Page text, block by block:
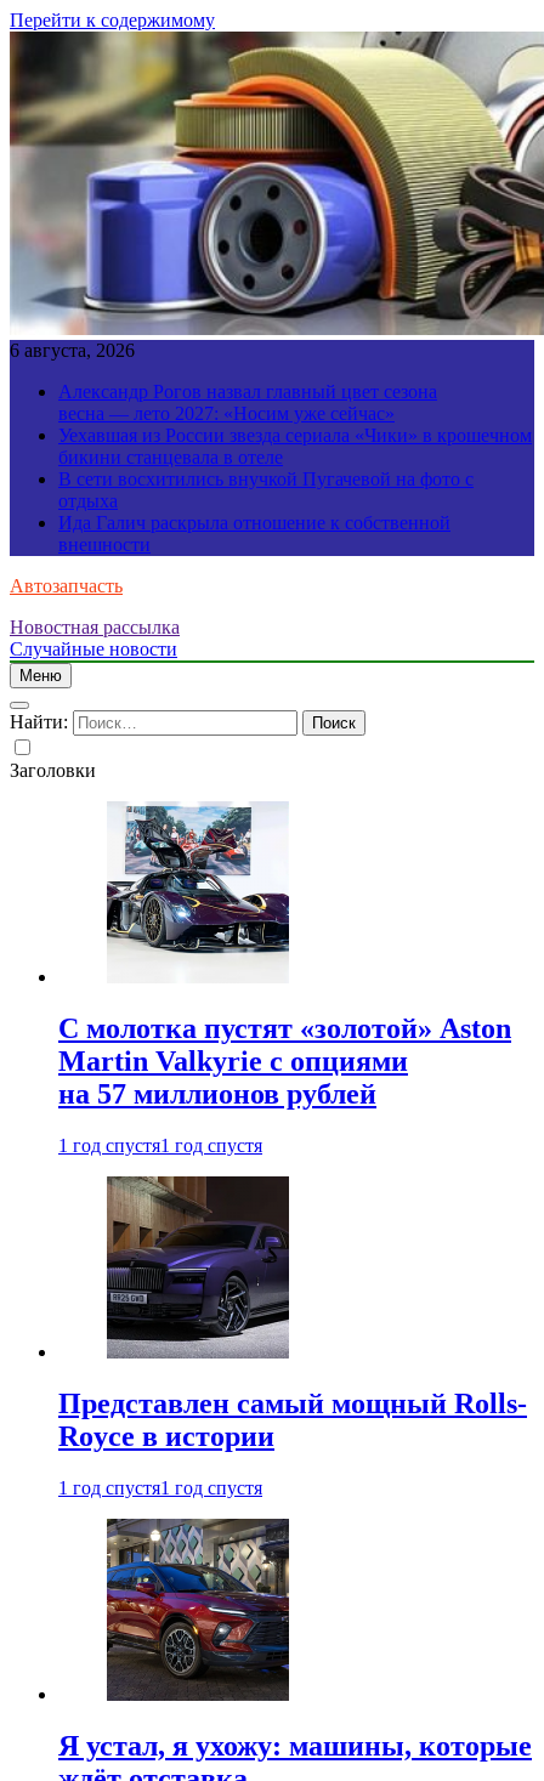
Перейти к содержимому
6 августа, 2026
Александр Рогов назвал главный цвет сезона
весна — лето 2027: «Носим уже сейчас»
Уехавшая из России звезда сериала «Чики» в крошечном
бикини станцевала в отеле
В сети восхитились внучкой Пугачевой на фото с
отдыха
Ида Галич раскрыла отношение к собственной
внешности
Автозапчасть
Новостная рассылка
Случайные новости
Меню
Найти:
Заголовки
С молотка пустят «золотой» Aston
Martin Valkyrie с опциями
на 57 миллионов рублей
1 год спустя1 год спустя
Представлен самый мощный Rolls-
Royce в истории
1 год спустя1 год спустя
Я устал, я ухожу: машины, которые